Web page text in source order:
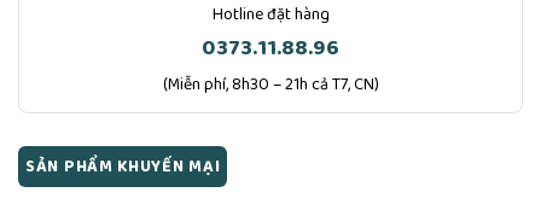
Hotline đặt hàng
0373.11.88.96
(Miễn phí, 8h30 – 21h cả T7, CN)
SẢN PHẨM KHUYẾN MẠI